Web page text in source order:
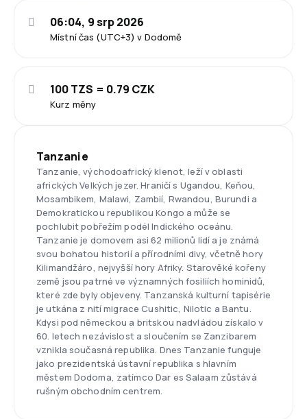
Místní čas (UTC+3) v Dodomě
06:04, 9 srp 2026
Kurz měny
100 TZS = 0.79 CZK
Tanzanie
Tanzanie, východoafrický klenot, leží v oblasti
afrických Velkých jezer. Hraničí s Ugandou, Keňou,
Mosambikem, Malawi, Zambií, Rwandou, Burundi a
Demokratickou republikou Kongo a může se
pochlubit pobřežím podél Indického oceánu.
Tanzanie je domovem asi 62 milionů lidí a je známá
svou bohatou historií a přírodními divy, včetně hory
Kilimandžáro, nejvyšší hory Afriky. Starověké kořeny
země jsou patrné ve významných fosiliích hominidů,
které zde byly objeveny. Tanzanská kulturní tapisérie
je utkána z nití migrace Cushitic, Nilotic a Bantu.
Kdysi pod německou a britskou nadvládou získalo v
60. letech nezávislost a sloučením se Zanzibarem
vznikla současná republika. Dnes Tanzanie funguje
jako prezidentská ústavní republika s hlavním
městem Dodoma, zatímco Dar es Salaam zůstává
rušným obchodním centrem.